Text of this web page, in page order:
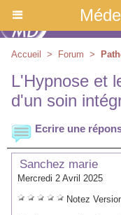
Accueil > Forum >
L'Hypnose et
d'un soin
Ecrire une
Sanchez marie
Mercredi 2 Avril 2025
Notez